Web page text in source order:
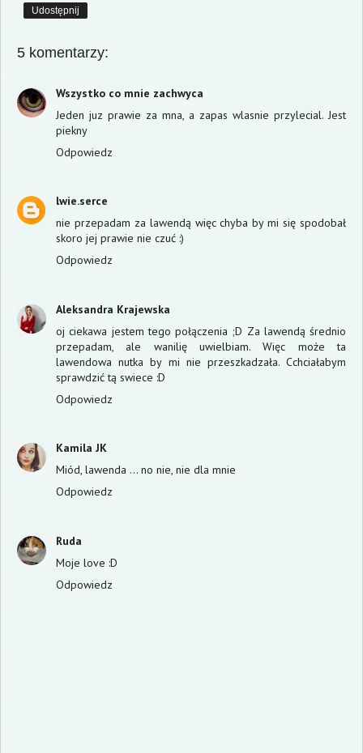
Udostępnij
5 komentarzy:
Wszystko co mnie zachwyca
Jeden juz prawie za mna, a zapas wlasnie przylecial. Jest
piekny
Odpowiedz
lwie.serce
nie przepadam za lawendą więc chyba by mi się spodobał
skoro jej prawie nie czuć :)
Odpowiedz
Aleksandra Krajewska
oj ciekawa jestem tego połączenia ;D Za lawendą średnio
przepadam, ale wanilię uwielbiam. Więc może ta
lawendowa nutka by mi nie przeszkadzała. Cchciałabym
sprawdzić tą swiece :D
Odpowiedz
Kamila JK
Miód, lawenda ... no nie, nie dla mnie
Odpowiedz
Ruda
Moje love :D
Odpowiedz